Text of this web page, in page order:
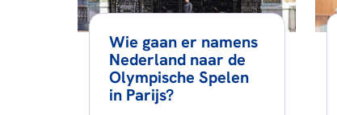
Wie gaan er namens
Nederland naar de
Olympische Spelen
in Parijs?